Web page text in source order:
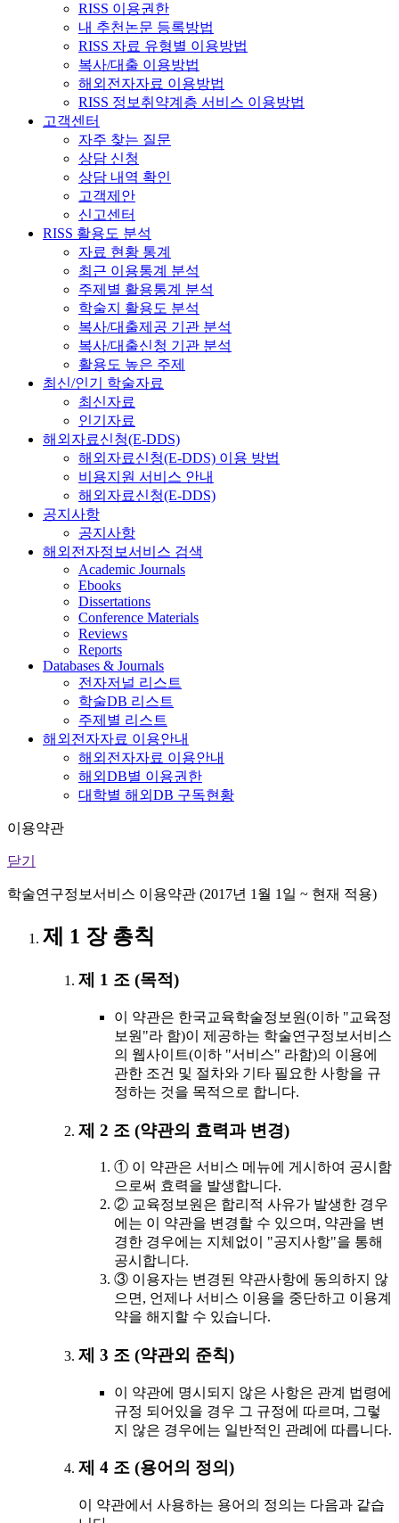
RISS 이용권한
내 추천논문 등록방법
RISS 자료 유형별 이용방법
복사/대출 이용방법
해외전자자료 이용방법
RISS 정보취약계층 서비스 이용방법
고객센터
자주 찾는 질문
상담 신청
상담 내역 확인
고객제안
신고센터
RISS 활용도 분석
자료 현황 통계
최근 이용통계 분석
주제별 활용통계 분석
학술지 활용도 분석
복사/대출제공 기관 분석
복사/대출신청 기관 분석
활용도 높은 주제
최신/인기 학술자료
최신자료
인기자료
해외자료신청(E-DDS)
해외자료신청(E-DDS) 이용 방법
비용지원 서비스 안내
해외자료신청(E-DDS)
공지사항
공지사항
해외전자정보서비스 검색
Academic Journals
Ebooks
Dissertations
Conference Materials
Reviews
Reports
Databases & Journals
전자저널 리스트
학술DB 리스트
주제별 리스트
해외전자자료 이용안내
해외전자자료 이용안내
해외DB별 이용권한
대학별 해외DB 구독현황
이용약관
닫기
학술연구정보서비스 이용약관 (2017년 1월 1일 ~ 현재 적용)
제 1 장 총칙
제 1 조 (목적)
이 약관은 한국교육학술정보원(이하 "교육정
보원"라 함)이 제공하는 학술연구정보서비스
의 웹사이트(이하 "서비스" 라함)의 이용에
관한 조건 및 절차와 기타 필요한 사항을 규
정하는 것을 목적으로 합니다.
제 2 조 (약관의 효력과 변경)
① 이 약관은 서비스 메뉴에 게시하여 공시함
으로써 효력을 발생합니다.
② 교육정보원은 합리적 사유가 발생한 경우
에는 이 약관을 변경할 수 있으며, 약관을 변
경한 경우에는 지체없이 "공지사항"을 통해
공시합니다.
③ 이용자는 변경된 약관사항에 동의하지 않
으면, 언제나 서비스 이용을 중단하고 이용계
약을 해지할 수 있습니다.
제 3 조 (약관외 준칙)
이 약관에 명시되지 않은 사항은 관계 법령에
규정 되어있을 경우 그 규정에 따르며, 그렇
지 않은 경우에는 일반적인 관례에 따릅니다.
제 4 조 (용어의 정의)
이 약관에서 사용하는 용어의 정의는 다음과 같습